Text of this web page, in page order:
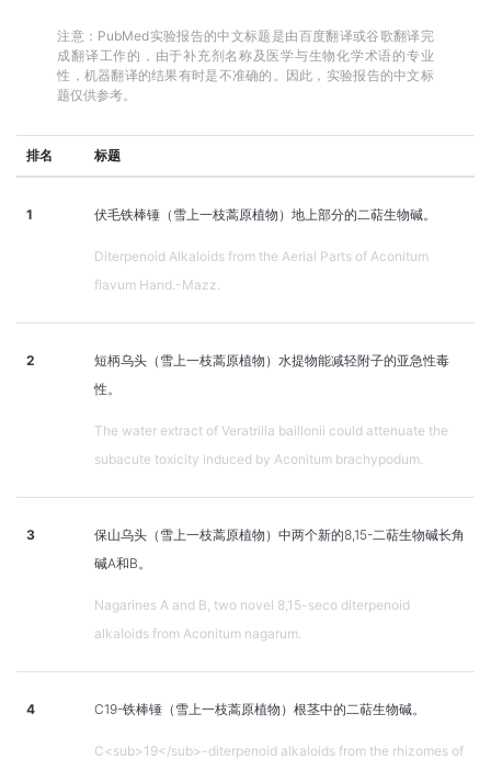
注意：PubMed实验报告的中文标题是由百度翻译或谷歌翻译完
成翻译工作的，由于补充剂名称及医学与生物化学术语的专业
性，机器翻译的结果有时是不准确的。因此，实验报告的中文标
题仅供参考。
排名 标题
1 伏毛铁棒锤（雪上一枝蒿原植物）地上部分的二萜生物碱。
Diterpenoid Alkaloids from the Aerial Parts of Aconitum
flavum Hand.-Mazz.
2
短柄乌头（雪上一枝蒿原植物）水提物能减轻附子的亚急性毒
性。
The water extract of Veratrilla baillonii could attenuate the
subacute toxicity induced by Aconitum brachypodum.
3
保山乌头（雪上一枝蒿原植物）中两个新的8,15-二萜生物碱长角
碱A和B。
Nagarines A and B, two novel 8,15-seco diterpenoid
alkaloids from Aconitum nagarum.
4 C19-铁棒锤（雪上一枝蒿原植物）根茎中的二萜生物碱。
C<sub>19</sub>-diterpenoid alkaloids from the rhizomes of